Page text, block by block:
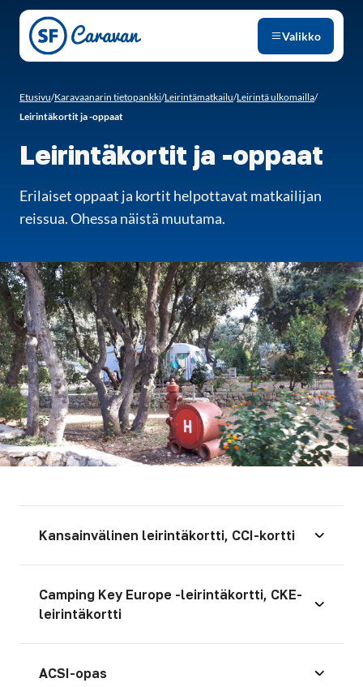
Siirry sivun sisältöön
Valikko
Etusivu/Karavaanarin tietopankki/Leirintämatkailu/Leirintä ulkomailla/
Leirintäkortit ja -oppaat
Leirintäkortit ja -oppaat
Erilaiset oppaat ja kortit helpottavat matkailijan
reissua. Ohessa näistä muutama.
Kansainvälinen leirintäkortti, CCI-kortti
Camping Key Europe -leirintäkortti, CKE-
leirintäkortti
ACSI-opas